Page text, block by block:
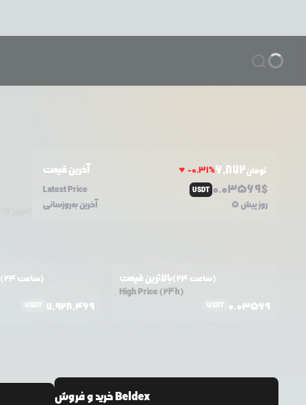
آخرین قیمت -0.31%6,872تومان
Latest Price
USDT 0.03569$
آخرین به‌روزسانی 5 روز پیش
(24 ساعت)
USDT 7,928,469
بالاترین قیمت
(24 ساعت)
High Price (24h)
USDT 0.03569
خرید و فروش Beldex